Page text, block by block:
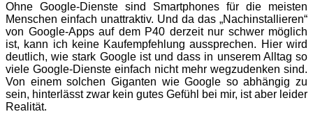
Ohne Google-Dienste sind Smartphones für die meisten
Menschen einfach unattraktiv. Und da das „Nachinstallieren“
von Google-Apps auf dem P40 derzeit nur schwer möglich
ist, kann ich keine Kaufempfehlung aussprechen. Hier wird
deutlich, wie stark Google ist und dass in unserem Alltag so
viele Google-Dienste einfach nicht mehr wegzudenken sind.
Von einem solchen Giganten wie Google so abhängig zu
sein, hinterlässt zwar kein gutes Gefühl bei mir, ist aber leider
Realität.